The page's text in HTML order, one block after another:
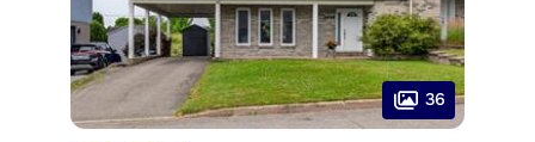
36